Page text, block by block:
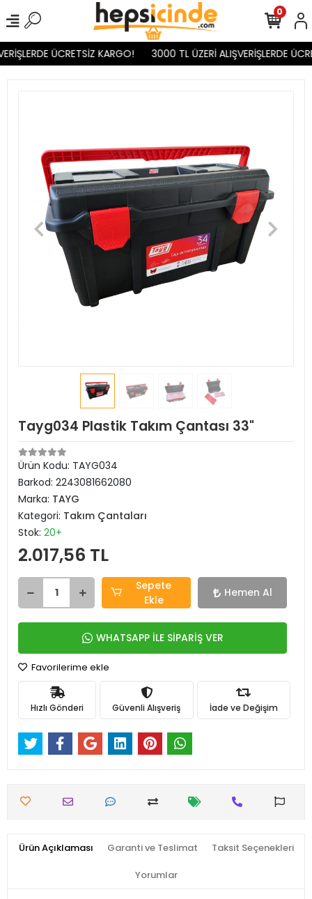
ÜCRETSİZ KARGO! 3000 TL ÜZERİ ALIŞVERİŞLERDE
0
Tayg034 Plastik Takım Çantası 33"
Ürün Kodu: TAYG034
Barkod: 2243081662080
Marka: TAYG
Kategori: Takım Çantaları
Stok: 20+
2.017,56 TL
Sepete
Ekle
Hemen Al
WHATSAPP İLE SİPARİŞ VER
Favorilerime ekle
Hızlı Gönderi Güvenli Alışveriş İade ve Değişim
Ürün Açıklaması Garanti ve Teslimat Taksit Seçenekleri
Yorumlar